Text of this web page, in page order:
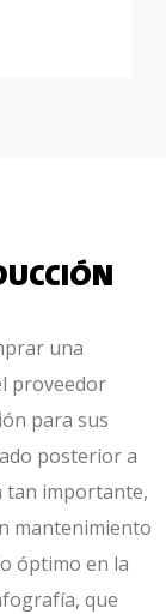
una
proveedor
para sus
posterior a
tan importante,
mantenimiento
óptimo en la
que